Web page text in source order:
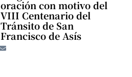
oración con motivo del
VIII Centenario del
Tránsito de San
Francisco de Asís